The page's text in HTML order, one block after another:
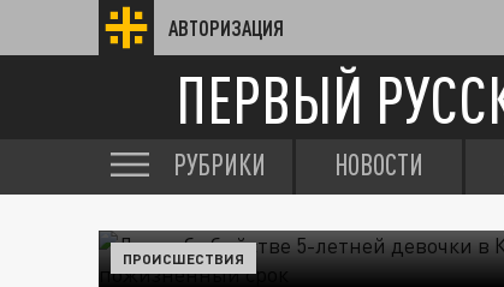
АВТОРИЗАЦИЯ
ПЕРВЫЙ
РУБРИКИ НОВОСТИ
ПРОИСШЕСТВИЯ